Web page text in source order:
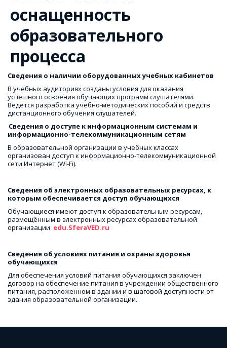
оснащенность
образовательного
процесса
Сведения о наличии оборудованных учебных кабинетов
В учебных аудиториях созданы условия для оказания
успешного освоения обучающих программ слушателями.
Ведётся разработка учебно-методических пособий и средств
дистанционного обучения слушателей.
Сведения о доступе к информационным системам и
информационно-телекоммуникационным сетям
В образовательной организации в учебных классах
организован доступ к информационно-телекоммуникационной
сети Интернет (Wi-Fi).
Сведения об электронных образовательных ресурсах, к
которым обеспечивается доступ обучающихся
Обучающиеся имеют доступ к образовательным ресурсам,
размещённым в электронных ресурсах образовательной
организации edu.SferaVED.ru
Сведения об условиях питания и охраны здоровья
обучающихся
Для обеспечения условий питания обучающихся заключен
договор на обеспечение питания в учреждении общественного
питания, расположенном в здании и в шаговой доступности от
здания образовательной организации.